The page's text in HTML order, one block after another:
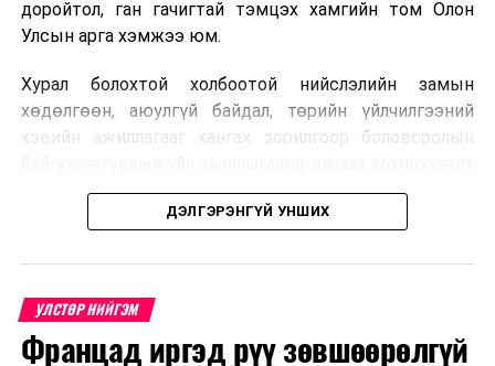
доройтол, ган гачигтай тэмцэх хамгийн том Олон
Улсын арга хэмжээ юм.
Хурал болохтой холбоотой нийслэлийн замын
хөдөлгөөн, аюулгүй байдал, төрийн үйлчилгээний
хэвийн ажиллагааг хангах зорилгоор боловсролын
хэрэгжүүлэхээр болжээ .
2026 оны 8 дугаар сарын 10–23-ны өдрүүдэд
E-Mongolia системээр бүртгэнэ.
ДЭЛГЭРЭНГҮЙ УНШИХ
УЛСТӨР НИЙГЭМ
Францад иргэд рүү зөвшөөрөлгүй